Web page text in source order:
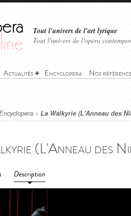
Tout l'univers de l'art lyrique
Tout l'univers de l'opéra
Actualités Encyclopera Nos
> La Walkyrie (L'Anneau des
Description